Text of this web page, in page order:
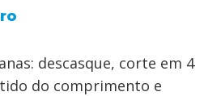
descasque, corte em 4
do comprimento e